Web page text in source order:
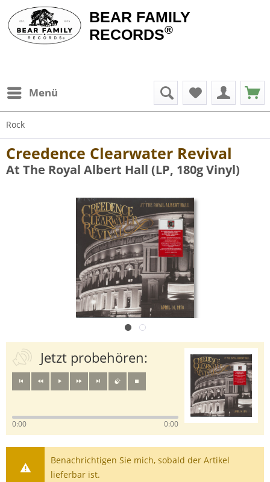
BEAR FAMILY
RECORDS®
Menü
Rock
Creedence Clearwater Revival
At The Royal Albert Hall (LP, 180g Vinyl)
Jetzt probehören:
0:00 0:00
Benachrichtigen Sie mich, sobald der Artikel
lieferbar ist.